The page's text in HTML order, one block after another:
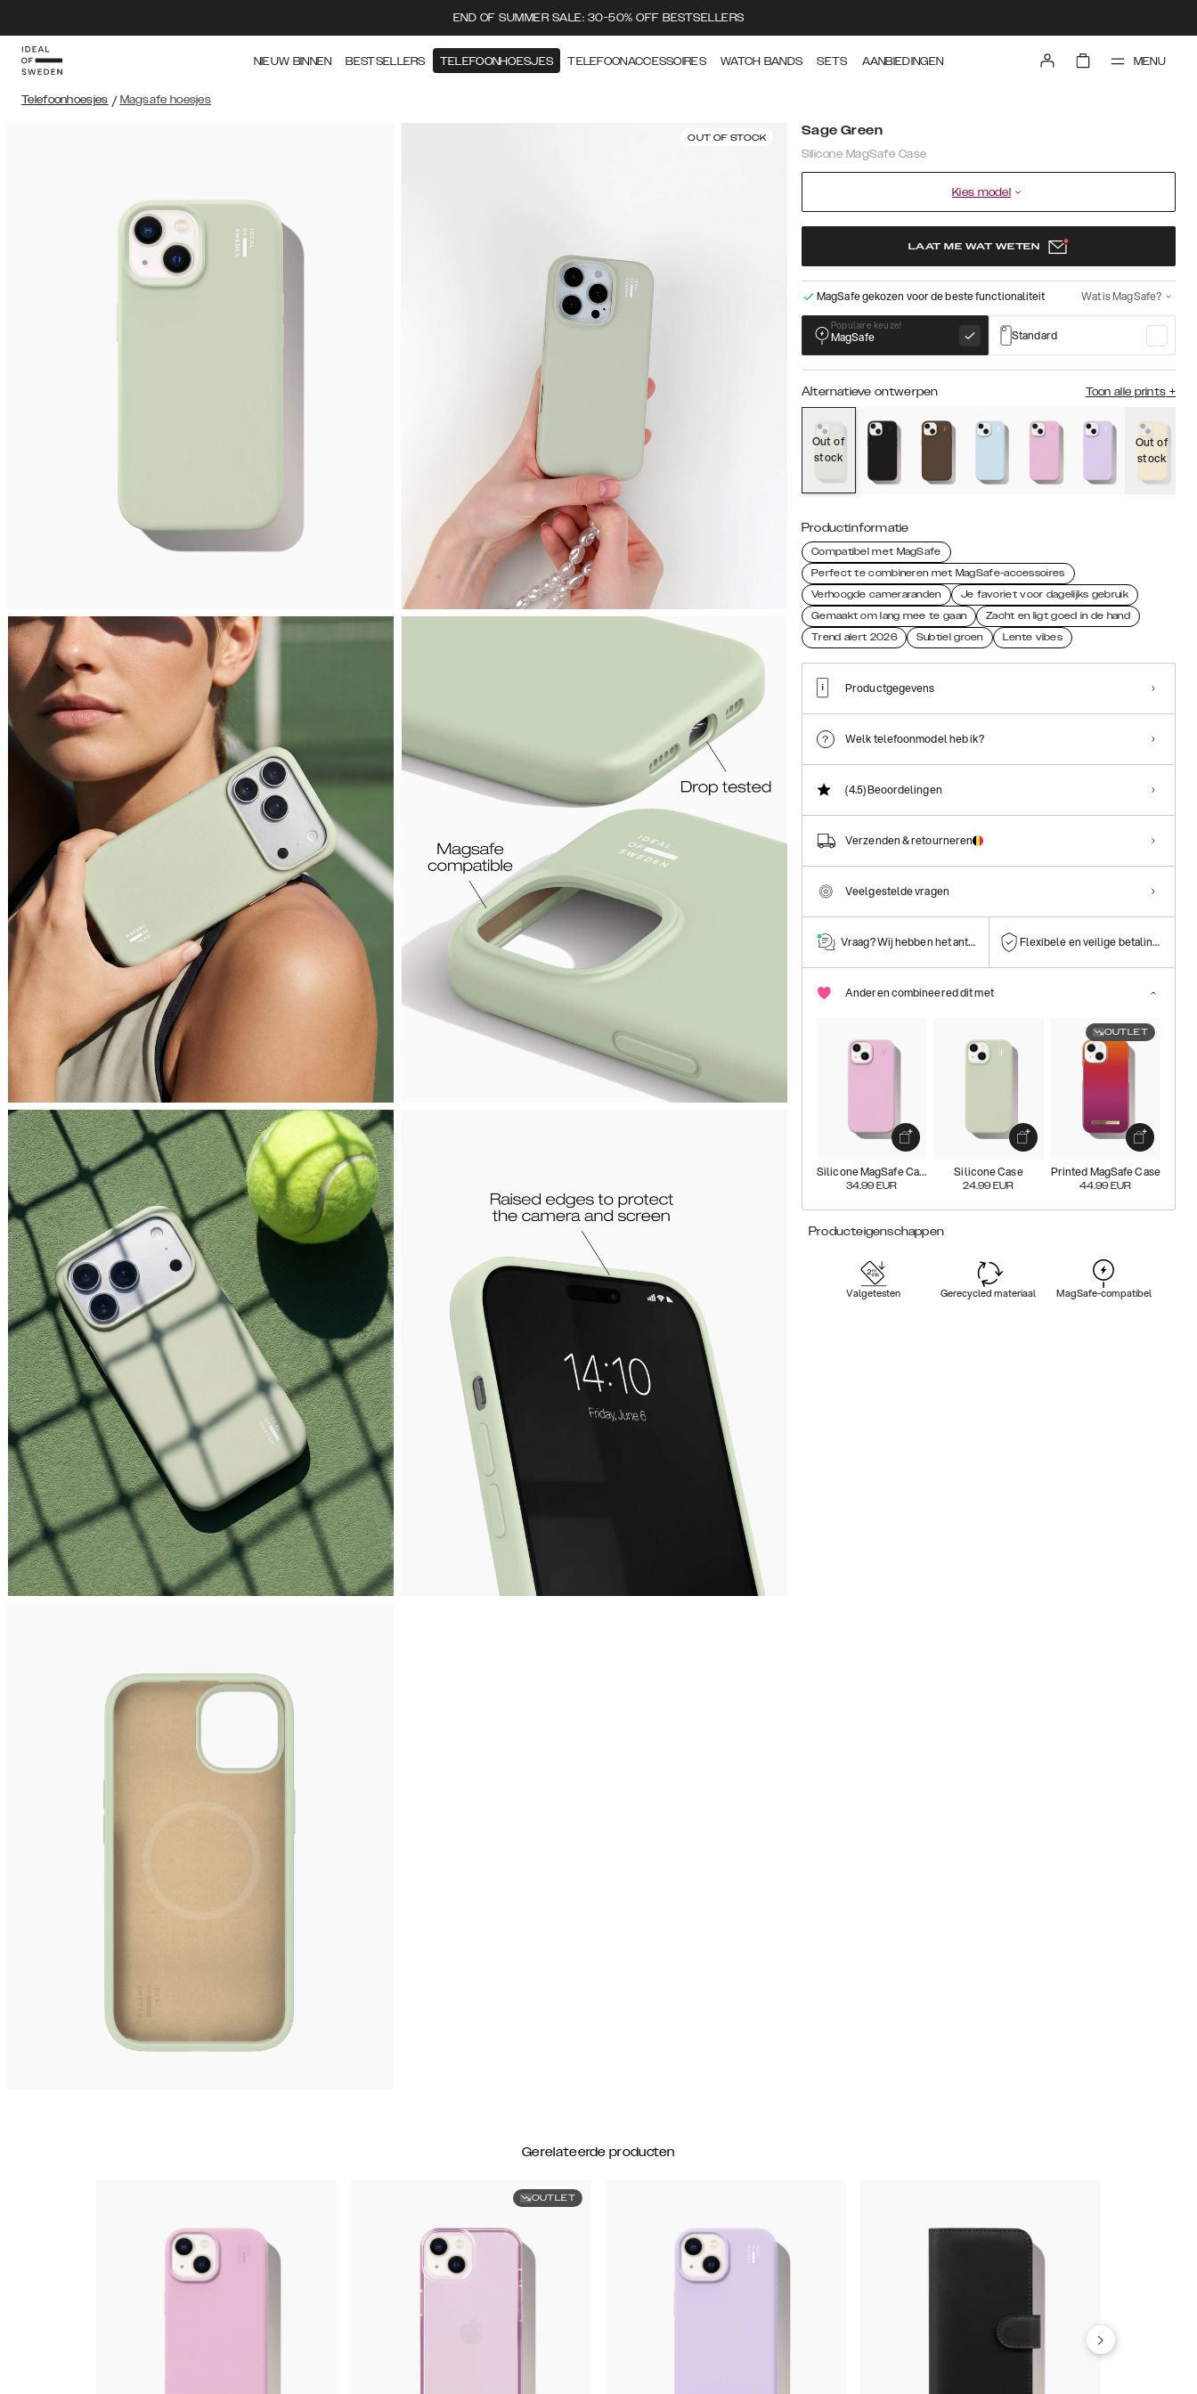
END OF SUMMER SALE: 30-50% OFF BESTSELLERS
NIEUW BINNEN BESTSELLERS TELEFOONHOESJES TELEFOONACCESSOIRES WATCH BANDS SETS AANBIEDINGEN MENU
Telefoonhoesjes / Magsafe hoesjes
OUT OF STOCK Sage Green
Silicone MagSafe Case
Kies model
LAAT ME WAT WETEN
MagSafe gekozen voor de beste functionaliteit Wat is MagSafe?
Populaire keuze!
MagSafe Standard
Alternatieve ontwerpen Toon alle prints +
Out of
stock
Out of
stock
Productinformatie
Compatibel met MagSafe
Perfect te combineren met MagSafe-accessoires
Verhoogde cameraranden
Je favoriet voor dagelijks gebruik
Gemaakt om lang mee te gaan
Zacht en ligt goed in de hand
Trend alert 2026
Subtiel groen Lente vibes
Productgegevens
Welk telefoonmodel heb ik?
(4.5)Beoordelingen
Verzenden & retourneren
Veelgestelde vragen
Vraag? Wij hebben het antwoord! Flexibele en veilige betalingen
Anderen combineered dit met
Silicone MagSafe Case
34.99 EUR
Silicone Case
24.99 EUR
OUTLET
Printed MagSafe Case
44.99 EUR
Producteigenschappen
Valgetesten Gerecycled materiaal MagSafe-compatibel
Gerelateerde producten
OUTLET